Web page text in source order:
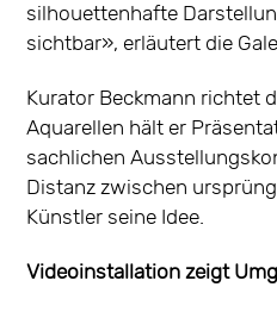
silhouettenhafte
sichtbar», erläutert die
Kurator Beckmann richtet
Aquarellen hält er
sachlichen
Distanz zwischen
Künstler seine Idee.
Videoinstallation zeigt